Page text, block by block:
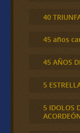
40
45 años
45 AÑOS
5
5 IDOLOS